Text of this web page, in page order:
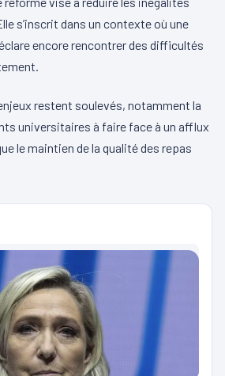
s’inscrit dans un contexte où une
encore rencontrer des difficultés
restent soulevés, notamment la
universitaires à faire face à un afflux
le maintien de la qualité des repas